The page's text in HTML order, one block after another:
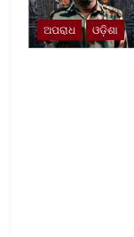
ଅପରାଧ ଓଡ଼ିଶା